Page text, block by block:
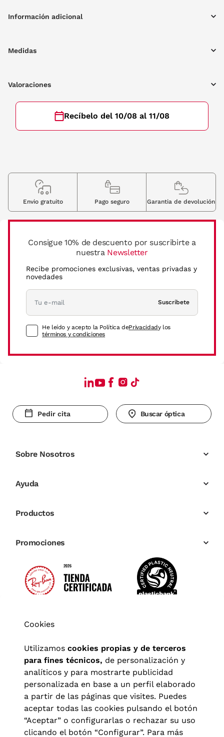
look diario.
Información adicional
Medidas
Valoraciones
Recíbelo del 10/08 al 11/08
Consigue 10% de descuento por suscribirte a
nuestra Newsletter
Recibe promociones exclusivas, ventas privadas y
novedades
Suscríbete
He leído y acepto la Política dePrivacidady los
términos y condiciones
Envio gratuito Pago seguro Garantia de devolución
Pedir cita Buscar óptica
Sobre Nosotros
Ayuda
Productos
Promociones
Cookies
Utilizamos cookies propias y de terceros
para fines técnicos, de personalización y
analíticos y para mostrarte publicidad
personalizada en base a un perfil elaborado
a partir de las páginas que visites. Puedes
aceptar todas las cookies pulsando el botón
“Aceptar” o configurarlas o rechazar su uso
clicando el botón “Configurar”. Para más